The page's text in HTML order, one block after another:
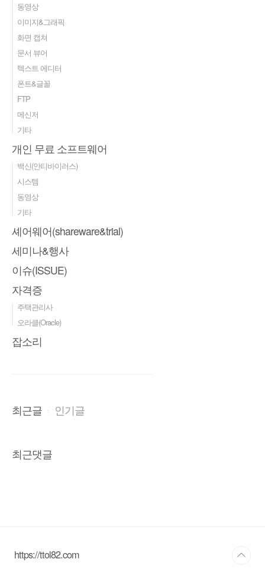
동영상
이미지&그래픽
화면 캡쳐
문서 뷰어
텍스트 에디터
폰트&글꼴
FTP
메신저
기타
개인 무료 소프트웨어
백신(안티바이러스)
시스템
동영상
기타
셰어웨어(shareware&trial)
세미나&행사
이슈(ISSUE)
자격증
주택관리사
오라클(Oracle)
잡소리
최근글 인기글
최근댓글
https://ttol82.com